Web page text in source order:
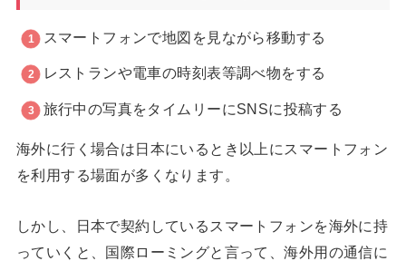
スマートフォンで地図を見ながら移動する
レストランや電車の時刻表等調べ物をする
旅行中の写真をタイムリーにSNSに投稿する
海外に行く場合は日本にいるとき以上にスマートフォン
を利用する場面が多くなります。
しかし、日本で契約しているスマートフォンを海外に持
っていくと、国際ローミングと言って、海外用の通信に